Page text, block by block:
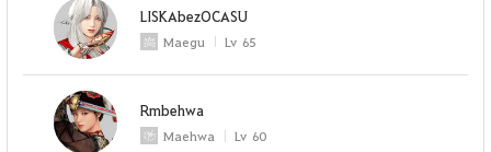
LISKAbezOCASU
Maegu Lv 65
Rmbehwa
Maehwa Lv 60